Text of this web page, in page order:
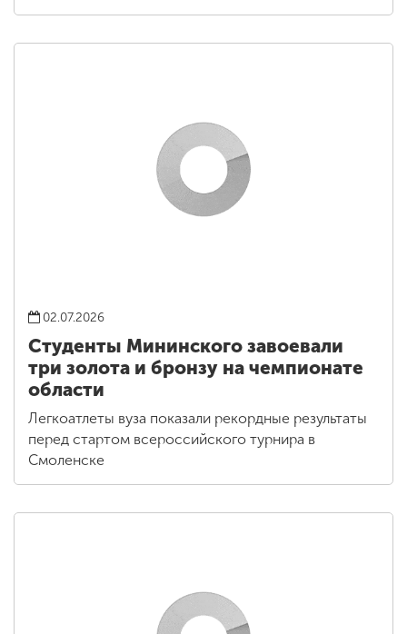
02.07.2026
Студенты Мининского завоевали
три золота и бронзу на чемпионате
области
Легкоатлеты вуза показали рекордные результаты
перед стартом всероссийского турнира в
Смоленске